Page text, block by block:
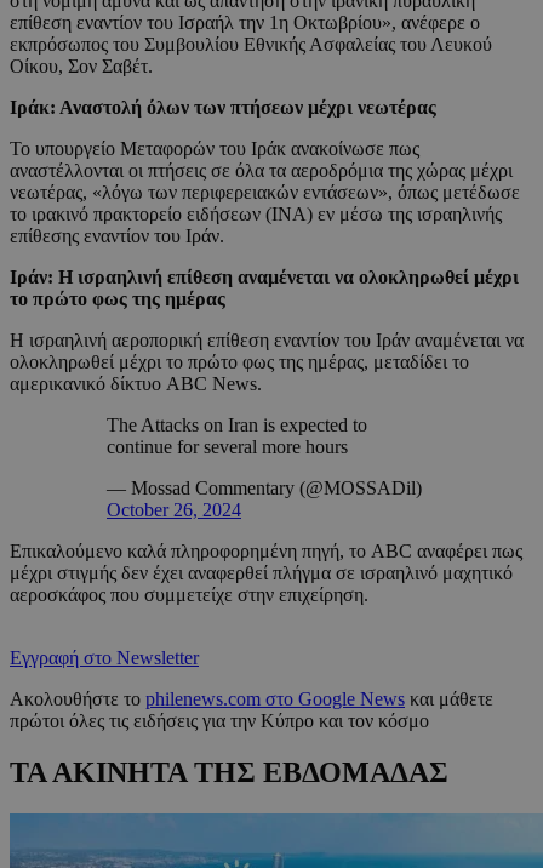
επίθεση εναντίον του Ισραήλ την 1η Οκτωβρίου», ανέφερε ο
εκπρόσωπος του Συμβουλίου Εθνικής Ασφαλείας του Λευκού
Οίκου, Σον Σαβέτ.
Ιράκ: Αναστολή όλων των πτήσεων μέχρι νεωτέρας
Το υπουργείο Μεταφορών του Ιράκ ανακοίνωσε πως
αναστέλλονται οι πτήσεις σε όλα τα αεροδρόμια της χώρας μέχρι
νεωτέρας, «λόγω των περιφερειακών εντάσεων», όπως μετέδωσε
το ιρακινό πρακτορείο ειδήσεων (INA) εν μέσω της ισραηλινής
επίθεσης εναντίον του Ιράν.
Ιράν: Η ισραηλινή επίθεση αναμένεται να ολοκληρωθεί μέχρι
το πρώτο φως της ημέρας
Η ισραηλινή αεροπορική επίθεση εναντίον του Ιράν αναμένεται να
ολοκληρωθεί μέχρι το πρώτο φως της ημέρας, μεταδίδει το
αμερικανικό δίκτυο ABC News.
The Attacks on Iran is expected to
continue for several more hours
— Mossad Commentary (@MOSSADil)
October 26, 2024
Επικαλούμενο καλά πληροφορημένη πηγή, το ABC αναφέρει πως
μέχρι στιγμής δεν έχει αναφερθεί πλήγμα σε ισραηλινό μαχητικό
αεροσκάφος που συμμετείχε στην επιχείρηση.
Εγγραφή στο Newsletter
Ακολουθήστε το philenews.com στο Google News και μάθετε
πρώτοι όλες τις ειδήσεις για την Κύπρο και τον κόσμο
ΤΑ ΑΚΙΝΗΤΑ ΤΗΣ ΕΒΔΟΜΑΔΑΣ